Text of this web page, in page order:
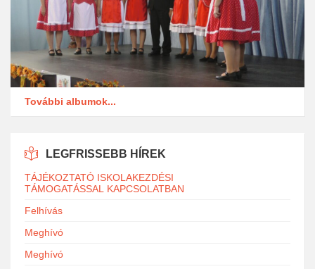
További albumok...
LEGFRISSEBB HÍREK
TÁJÉKOZTATÓ ISKOLAKEZDÉSI
TÁMOGATÁSSAL KAPCSOLATBAN
Felhívás
Meghívó
Meghívó